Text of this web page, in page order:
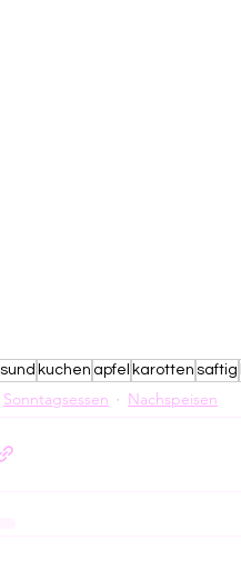
kuchen apfel karotten saftig
Sonntagsessen Nachspeisen